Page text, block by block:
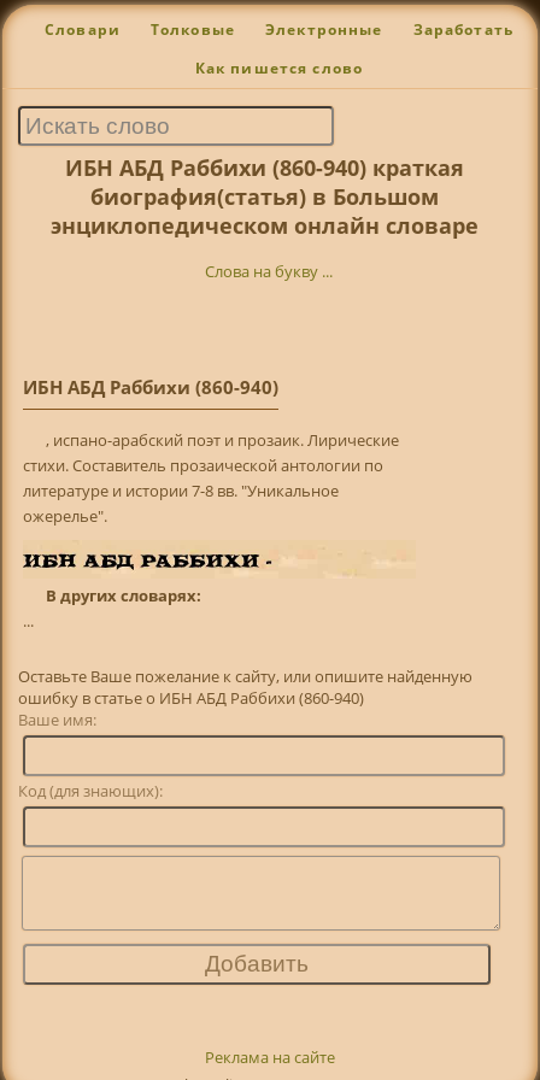
Словари Толковые Электронные Заработать
Как пишется слово
ИБН АБД Раббихи (860-940) краткая
биография(статья) в Большом
энциклопедическом онлайн словаре
Слова на букву ...
ИБН АБД Раббихи (860-940)
, испано-арабский поэт и прозаик. Лирические
стихи. Составитель прозаической антологии по
литературе и истории 7-8 вв. "Уникальное
ожерелье".
В других словарях:
...
Оставьте Ваше пожелание к сайту, или опишите найденную
ошибку в статье о ИБН АБД Раббихи (860-940)
Ваше имя:
Код (для знающих):
Реклама на сайте